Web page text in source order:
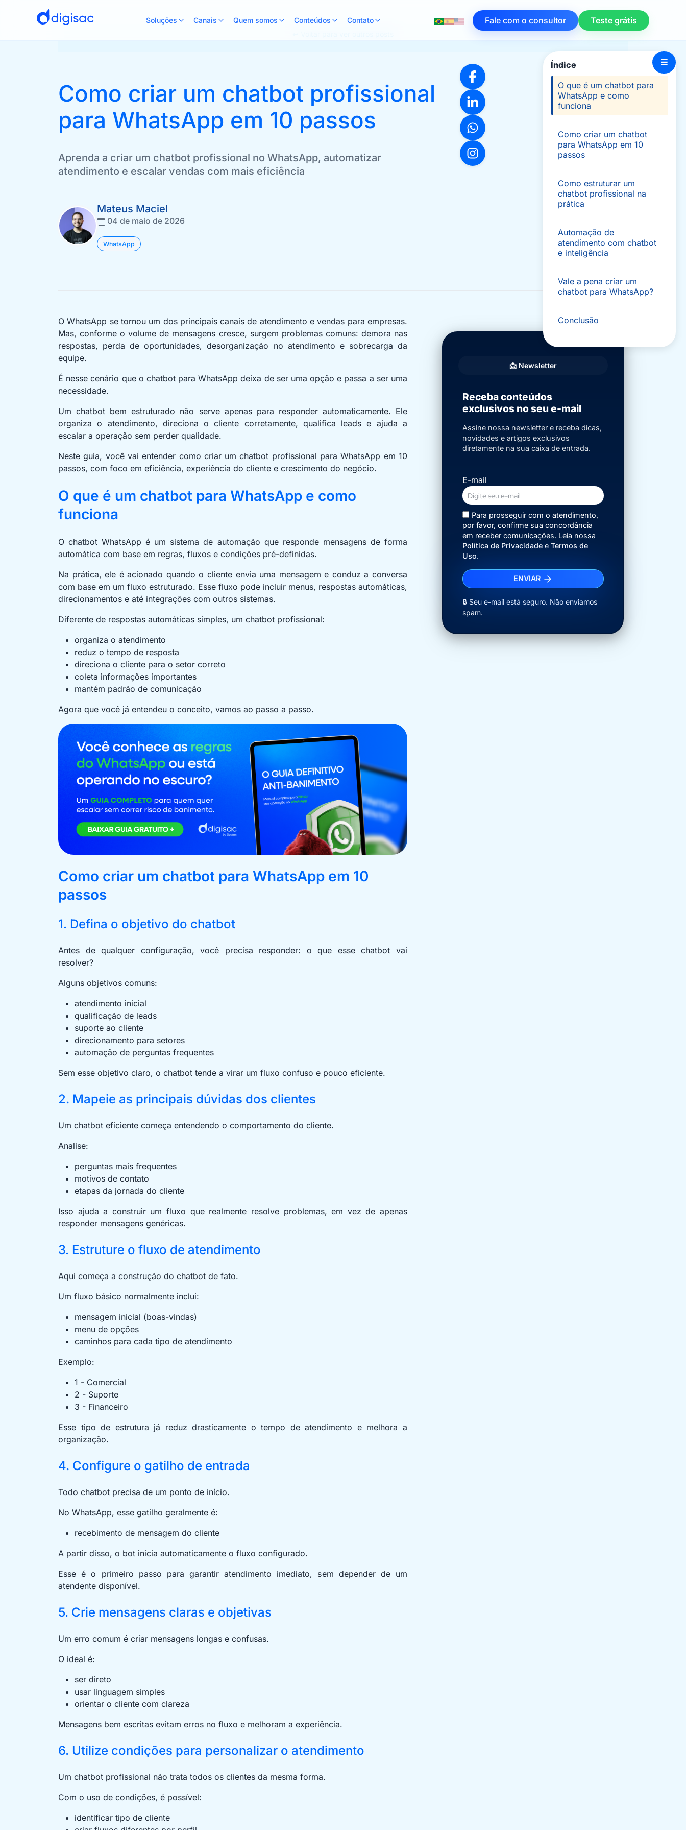
Soluções Canais Quem somos Conteúdos Contato Fale com o consultor Teste grátis
Como criar um chatbot profissional
para WhatsApp em 10 passos
Aprenda a criar um chatbot profissional no WhatsApp, automatizar
atendimento e escalar vendas com mais eficiência
Mateus Maciel
04 de maio de 2026
WhatsApp
O WhatsApp se tornou um dos principais canais de atendimento e vendas para empresas.
Mas, conforme o volume de mensagens cresce, surgem problemas comuns: demora nas
respostas, perda de oportunidades, desorganização no atendimento e sobrecarga da
equipe.
É nesse cenário que o chatbot para WhatsApp deixa de ser uma opção e passa a ser uma
necessidade.
Um chatbot bem estruturado não serve apenas para responder automaticamente. Ele
organiza o atendimento, direciona o cliente corretamente, qualifica leads e ajuda a
escalar a operação sem perder qualidade.
Neste guia, você vai entender como criar um chatbot profissional para WhatsApp em 10
passos, com foco em eficiência, experiência do cliente e crescimento do negócio.
O que é um chatbot para WhatsApp e como
funciona
O chatbot WhatsApp é um sistema de automação que responde mensagens de forma
automática com base em regras, fluxos e condições pré-definidas.
Na prática, ele é acionado quando o cliente envia uma mensagem e conduz a conversa
com base em um fluxo estruturado. Esse fluxo pode incluir menus, respostas automáticas,
direcionamentos e até integrações com outros sistemas.
Diferente de respostas automáticas simples, um chatbot profissional:
organiza o atendimento
reduz o tempo de resposta
direciona o cliente para o setor correto
coleta informações importantes
mantém padrão de comunicação
Agora que você já entendeu o conceito, vamos ao passo a passo.
Como criar um chatbot para WhatsApp em 10
passos
1. Defina o objetivo do chatbot
Antes de qualquer configuração, você precisa responder: o que esse chatbot vai
resolver?
Alguns objetivos comuns:
atendimento inicial
qualificação de leads
suporte ao cliente
direcionamento para setores
automação de perguntas frequentes
Sem esse objetivo claro, o chatbot tende a virar um fluxo confuso e pouco eficiente.
2. Mapeie as principais dúvidas dos clientes
Um chatbot eficiente começa entendendo o comportamento do cliente.
Analise:
perguntas mais frequentes
motivos de contato
etapas da jornada do cliente
Isso ajuda a construir um fluxo que realmente resolve problemas, em vez de apenas
responder mensagens genéricas.
3. Estruture o fluxo de atendimento
Aqui começa a construção do chatbot de fato.
Um fluxo básico normalmente inclui:
mensagem inicial (boas-vindas)
menu de opções
caminhos para cada tipo de atendimento
Exemplo:
1 - Comercial
2 - Suporte
3 - Financeiro
Esse tipo de estrutura já reduz drasticamente o tempo de atendimento e melhora a
organização.
4. Configure o gatilho de entrada
Todo chatbot precisa de um ponto de início.
No WhatsApp, esse gatilho geralmente é:
recebimento de mensagem do cliente
A partir disso, o bot inicia automaticamente o fluxo configurado.
Esse é o primeiro passo para garantir atendimento imediato, sem depender de um
atendente disponível.
5. Crie mensagens claras e objetivas
Um erro comum é criar mensagens longas e confusas.
O ideal é:
ser direto
usar linguagem simples
orientar o cliente com clareza
Mensagens bem escritas evitam erros no fluxo e melhoram a experiência.
6. Utilize condições para personalizar o atendimento
Um chatbot profissional não trata todos os clientes da mesma forma.
Com o uso de condições, é possível:
identificar tipo de cliente
📩 Newsletter
Receba conteúdos
exclusivos no seu e-mail
Assine nossa newsletter e receba dicas,
novidades e artigos exclusivos
diretamente na sua caixa de entrada.
E-mail
Para prosseguir com o atendimento,
por favor, confirme sua concordância
em receber comunicações. Leia nossa
Política de Privacidadee Termos de
Uso.
ENVIAR
🔒 Seu e-mail está seguro. Não enviamos
spam.
Índice ☰
O que é um chatbot para
WhatsApp e como
funciona
Como criar um chatbot
para WhatsApp em 10
passos
Como estruturar um
chatbot profissional na
prática
Automação de
atendimento com chatbot
e inteligência
Vale a pena criar um
chatbot para WhatsApp?
Conclusão